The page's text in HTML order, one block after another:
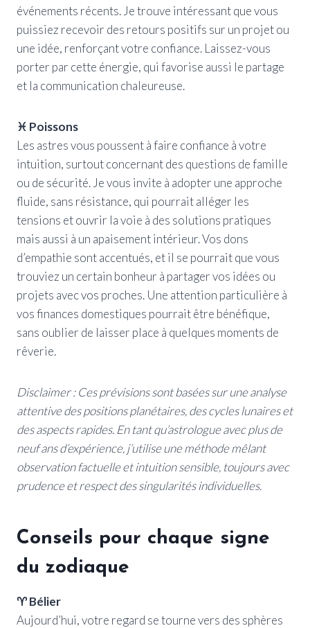
événements récents. Je trouve intéressant que vous
puissiez recevoir des retours positifs sur un projet ou
une idée, renforçant votre confiance. Laissez-vous
porter par cette énergie, qui favorise aussi le partage
et la communication chaleureuse.
♓ Poissons
Les astres vous poussent à faire confiance à votre
intuition, surtout concernant des questions de famille
ou de sécurité. Je vous invite à adopter une approche
fluide, sans résistance, qui pourrait alléger les
tensions et ouvrir la voie à des solutions pratiques
mais aussi à un apaisement intérieur. Vos dons
d’empathie sont accentués, et il se pourrait que vous
trouviez un certain bonheur à partager vos idées ou
projets avec vos proches. Une attention particulière à
vos finances domestiques pourrait être bénéfique,
sans oublier de laisser place à quelques moments de
rêverie.
Disclaimer : Ces prévisions sont basées sur une analyse
attentive des positions planétaires, des cycles lunaires et
des aspects rapides. En tant qu’astrologue avec plus de
neuf ans d’expérience, j’utilise une méthode mêlant
observation factuelle et intuition sensible, toujours avec
prudence et respect des singularités individuelles.
Conseils pour chaque signe
du zodiaque
♈ Bélier
Aujourd’hui, votre regard se tourne vers des sphères